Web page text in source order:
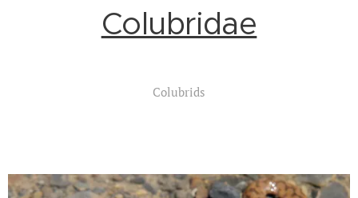
Colubridae
Colubrids